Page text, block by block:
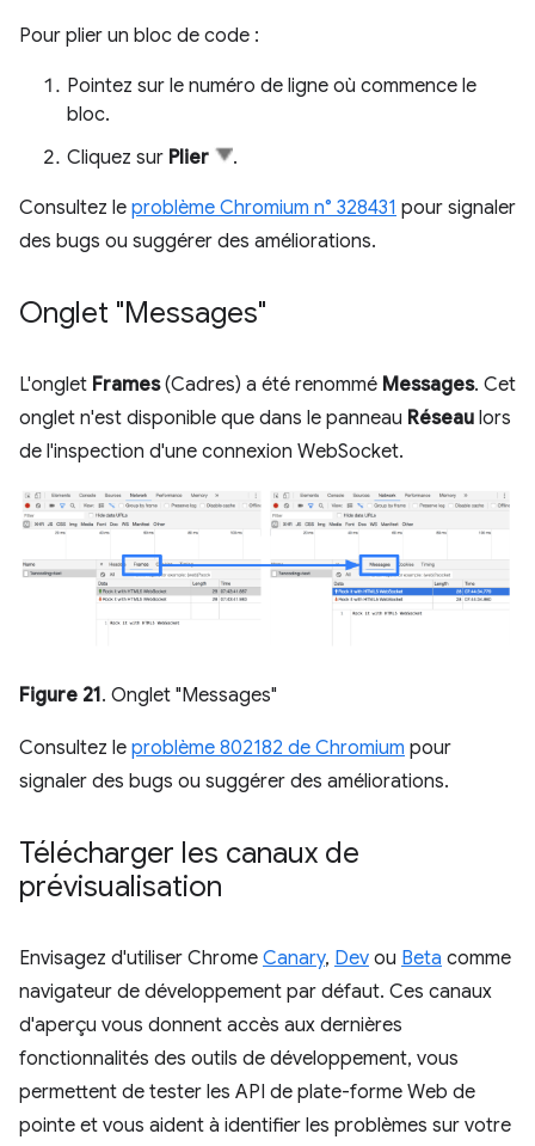
Pour plier un bloc de code :
Pointez sur le numéro de ligne où commence le
bloc.
Cliquez sur Plier .
Consultez le problème Chromium n° 328431 pour signaler
des bugs ou suggérer des améliorations.
Onglet "Messages"
L'onglet Frames(Cadres) a été renommé Messages. Cet
onglet n'est disponible que dans le panneau Réseau lors
de l'inspection d'une connexion WebSocket.
Figure 21. Onglet "Messages"
Consultez le problème 802182 de Chromium pour
signaler des bugs ou suggérer des améliorations.
Télécharger les canaux de
prévisualisation
Envisagez d'utiliser Chrome Canary, Dev ou Beta comme
navigateur de développement par défaut. Ces canaux
d'aperçu vous donnent accès aux dernières
fonctionnalités des outils de développement, vous
permettent de tester les API de plate-forme Web de
pointe et vous aident à identifier les problèmes sur votre